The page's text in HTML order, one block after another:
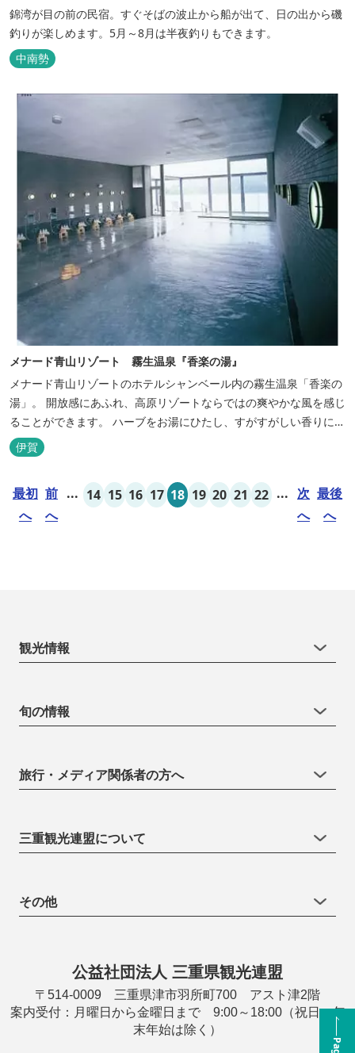
錦湾が目の前の民宿。すぐそばの波止から船が出て、日の出から磯
釣りが楽しめます。5月～8月は半夜釣りもできます。
中南勢
メナード青山リゾート 霧生温泉『香楽の湯』
メナード青山リゾートのホテルシャンベール内の霧生温泉「香楽の
湯」。 開放感にあふれ、高原リゾートならではの爽やかな風を感じ
ることができます。 ハーブをお湯にひたし、すがすがしい香りに心
あらわれる「香りの湯」は、特に女性の方に人気です。 その他、
広々とした空間とたっぷりのお湯が魅力の「大浴場」、高原の景色
お湯をお楽しみいただけま...
伊賀
最初
へ
前
へ
... 14 15 16 17 18 19 20 21 22 ... 次
へ
最後
へ
観光情報
旬の情報
旅行・メディア関係者の方へ
三重観光連盟について
その他
公益社団法人 三重県観光連盟
〒514-0009 三重県津市羽所町700 アスト津2階
案内受付：月曜日から金曜日まで 9:00～18:00（祝日・年
末年始は除く）